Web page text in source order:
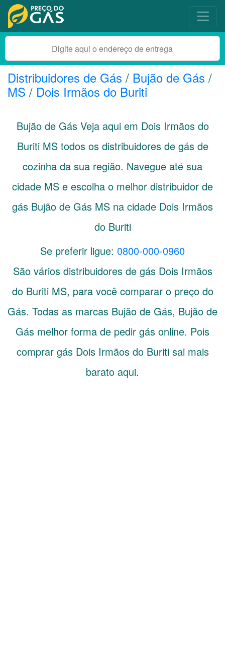
Distribuidores de Gás / Bujão de Gás /
MS / Dois Irmãos do Buriti
Bujão de Gás Veja aqui em Dois Irmãos do
Buriti MStodos os distribuidores de gás de
cozinha da sua região. Navegue até sua
cidade MS e escolha o melhor distribuidor de
gás Bujão de Gás MS na cidade Dois Irmãos
do Buriti
Se preferir ligue: 0800-000-0960
São vários distribuidores de gás Dois Irmãos
do Buriti MS, para você comparar o preço do
Gás. Todas as marcas Bujão de Gás, Bujão de
Gás melhor forma de pedir gás online. Pois
comprar gás Dois Irmãos do Buriti sai mais
barato aqui.